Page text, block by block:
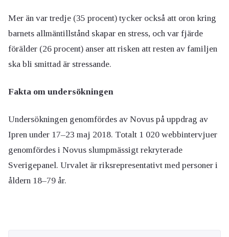
Mer än var tredje (35 procent) tycker också att oron kring
barnets allmäntillstånd skapar en stress, och var fjärde
förälder (26 procent) anser att risken att resten av familjen
ska bli smittad är stressande.
Fakta om undersökningen
Undersökningen genomfördes av Novus på uppdrag av
Ipren under 17–23 maj 2018. Totalt 1 020 webbintervjuer
genomfördes i Novus slumpmässigt rekryterade
Sverigepanel. Urvalet är riksrepresentativt med personer i
åldern 18–79 år.